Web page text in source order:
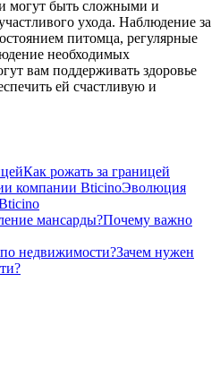
могут быть сложными и
ухода. Наблюдение за
питомца, регулярные
необходимых
вам поддерживать здоровье
ей счастливую и
Как рожать за границей
Эволюция
Почему важно
Зачем нужен